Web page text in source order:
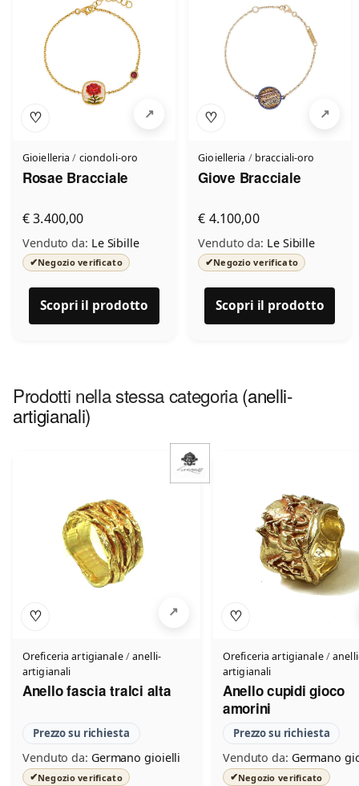
♡
Gioielleria / ciondoli-oro
Rosae Bracciale
€ 3.400,00
Venduto da: Le Sibille
✔Negozio verificato
Scopri il prodotto
♡
Gioielleria / bracciali-oro
Giove Bracciale
€ 4.100,00
Venduto da: Le Sibille
✔Negozio verificato
Scopri il prodotto
Prodotti nella stessa categoria(anelli-
artigianali)
♡
Oreficeria artigianale/anelli-
artigianali
Anello fascia tralci alta
Prezzo su richiesta
Venduto da: Germano gioielli
✔Negozio verificato
♡
Oreficeria artigianale/
artigianali
Anello cupidi gioco
amorini
Prezzo su richiesta
Venduto da: Germano
✔Negozio verificato